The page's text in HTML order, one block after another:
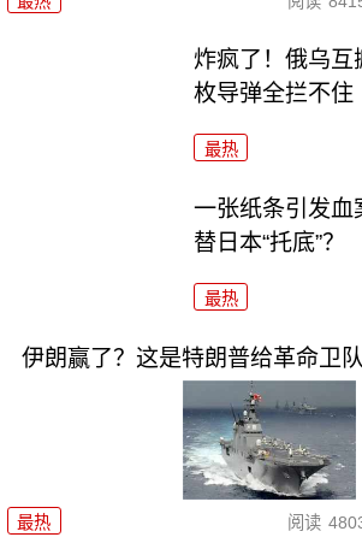
炸疯了！俄乌互
枚导弹全拦不住
最热
一张纸条引发血
替日本“托底”？
最热
伊朗赢了？这是特朗普给革命卫
最热 阅读